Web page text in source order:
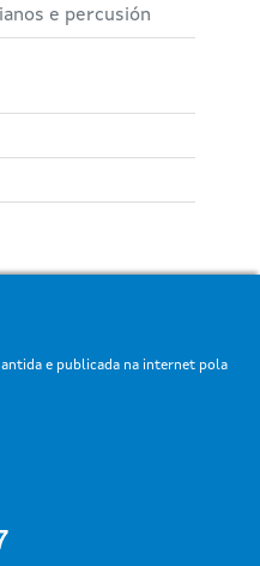
e percusión
e publicada na internet pola